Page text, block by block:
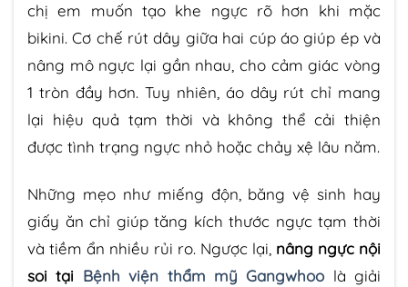
chị em muốn tạo khe ngực rõ hơn khi mặc
bikini. Cơ chế rút dây giữa hai cúp áo giúp ép và
nâng mô ngực lại gần nhau, cho cảm giác vòng
1 tròn đầy hơn. Tuy nhiên, áo dây rút chỉ mang
lại hiệu quả tạm thời và không thể cải thiện
được tình trạng ngực nhỏ hoặc chảy xệ lâu năm.
Những mẹo như miếng độn, băng vệ sinh hay
giấy ăn chỉ giúp tăng kích thước ngực tạm thời
và tiềm ẩn nhiều rủi ro. Ngược lại, nâng ngực nội
soi tại Bệnh viện thẩm mỹ Gangwhoo là giải